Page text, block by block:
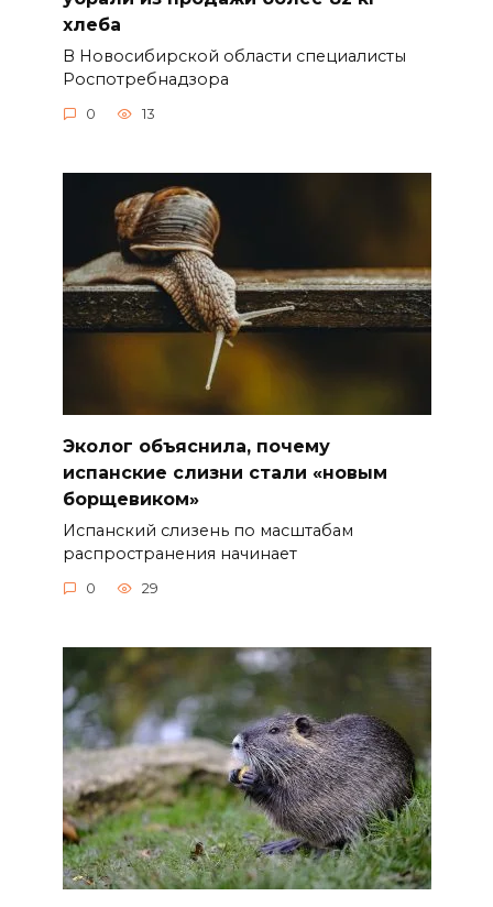
хлеба
В Новосибирской области специалисты
Роспотребнадзора
0 13
Эколог объяснила, почему
испанские слизни стали «новым
борщевиком»
Испанский слизень по масштабам
распространения начинает
0 29